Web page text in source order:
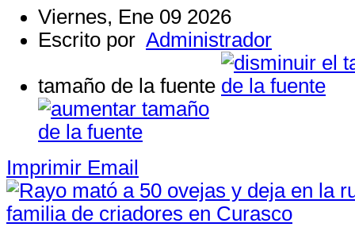
Viernes, Ene 09 2026
Escrito por Administrador
tamaño de la fuente
Imprimir Email